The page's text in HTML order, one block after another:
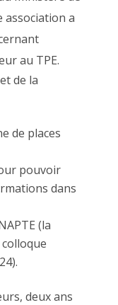
association a
au TPE.
de la
de places
pouvoir
dans
(la
deux ans